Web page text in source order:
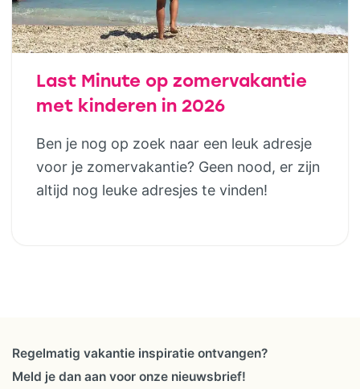
Last Minute op zomervakantie
met kinderen in 2026
Ben je nog op zoek naar een leuk adresje
voor je zomervakantie? Geen nood, er zijn
altijd nog leuke adresjes te vinden!
Regelmatig vakantie inspiratie ontvangen?
Meld je dan aan voor onze nieuwsbrief!